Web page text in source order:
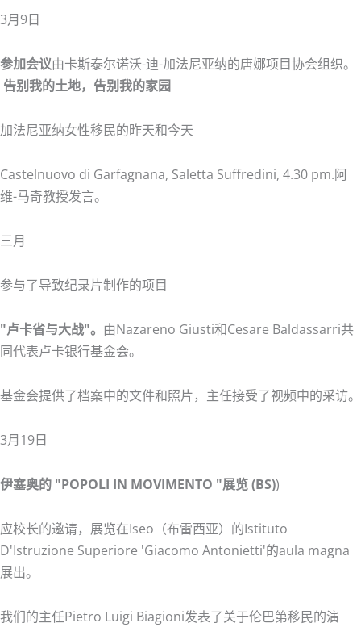
3月9日
参加会议由卡斯泰尔诺沃-迪-加法尼亚纳的唐娜项目协会组织。
告别我的土地，告别我的家园
加法尼亚纳女性移民的昨天和今天
Castelnuovo di Garfagnana, Saletta Suffredini, 4.30 pm.阿
维-马奇教授发言。
三月
参与了导致纪录片制作的项目
"卢卡省与大战"。 由Nazareno Giusti和Cesare Baldassarri共
同代表卢卡银行基金会。
基金会提供了档案中的文件和照片，主任接受了视频中的采访。
3月19日
伊塞奥的 "POPOLI IN MOVIMENTO "展览 (BS))
应校长的邀请，展览在Iseo（布雷西亚）的Istituto
D'Istruzione Superiore 'Giacomo Antonietti'的aula magna
展出。
我们的主任Pietro Luigi Biagioni发表了关于伦巴第移民的演